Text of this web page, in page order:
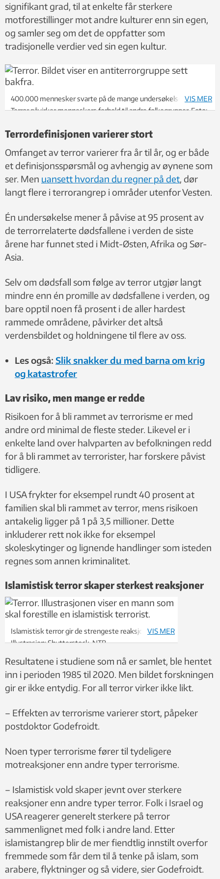
signifikant grad, til at enkelte får sterkere
motforestillinger mot andre kulturer enn sin egen,
og samler seg om det de oppfatter som
tradisjonelle verdier ved sin egen kultur.
400.000 mennesker svarte på de mange undersøkelsene.
Terror påvirker menneskers forhold til andre folkegrupper. Foto:
VIS MER
Terrordefinisjonen varierer stort
Omfanget av terror varierer fra år til år, og er både
et definisjonsspørsmål og avhengig av øynene som
ser. Men uansett hvordan du regner på det, dør
langt flere i terrorangrep i områder utenfor Vesten.
Én undersøkelse mener å påvise at 95 prosent av
de terrorrelaterte dødsfallene i verden de siste
årene har funnet sted i Midt-Østen, Afrika og Sør-
Asia.
Selv om dødsfall som følge av terror utgjør langt
mindre enn én promille av dødsfallene i verden, og
bare opptil noen få prosent i de aller hardest
rammede områdene, påvirker det altså
verdensbildet og holdningene til flere av oss.
Les også: Slik snakker du med barna om krig
og katastrofer
Lav risiko, men mange er redde
Risikoen for å bli rammet av terrorisme er med
andre ord minimal de fleste steder. Likevel er i
enkelte land over halvparten av befolkningen redd
for å bli rammet av terrorister, har forskere påvist
tidligere.
I USA frykter for eksempel rundt 40 prosent at
familien skal bli rammet av terror, mens risikoen
antakelig ligger på 1 på 3,5 millioner. Dette
inkluderer rett nok ikke for eksempel
skoleskytinger og lignende handlinger som isteden
regnes som annen kriminalitet.
Islamistisk terror skaper sterkest reaksjoner
Islamistisk terror gir de strengeste reaksjonene.
Illustrasjon: Shutterstock, NTB
VIS MER
Resultatene i studiene som nå er samlet, ble hentet
inn i perioden 1985 til 2020. Men bildet forskningen
gir er ikke entydig. For all terror virker ikke likt.
– Effekten av terrorisme varierer stort, påpeker
postdoktor Godefroidt.
Noen typer terrorisme fører til tydeligere
motreaksjoner enn andre typer terrorisme.
– Islamistisk vold skaper jevnt over sterkere
reaksjoner enn andre typer terror. Folk i Israel og
USA reagerer generelt sterkere på terror
sammenlignet med folk i andre land. Etter
islamistangrep blir de mer fiendtlig innstilt overfor
fremmede som får dem til å tenke på islam, som
arabere, flyktninger og så videre, sier Godefroidt.